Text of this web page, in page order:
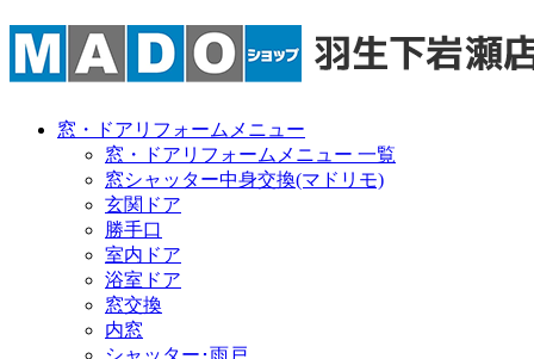
窓・ドアリフォームメニュー
窓・ドアリフォームメニュー 一覧
窓シャッター中身交換(マドリモ)
玄関ドア
勝手口
室内ドア
浴室ドア
窓交換
内窓
シャッター･雨戸